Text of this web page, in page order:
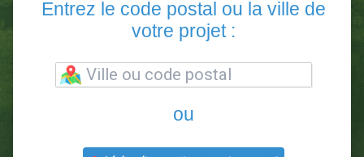
2 3
Entrez le code postal ou la